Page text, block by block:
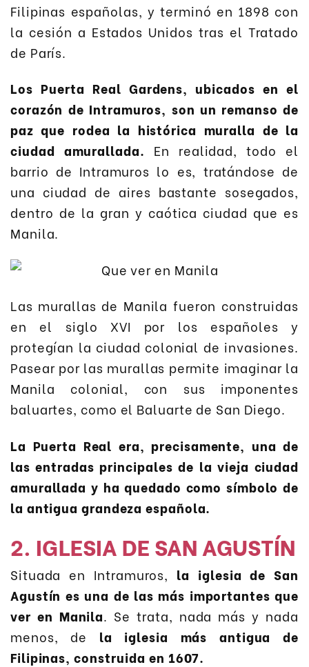
Filipinas españolas, y terminó en 1898 con
la cesión a Estados Unidos tras el Tratado
de París.
Los Puerta Real Gardens, ubicados en el
corazón de Intramuros, son un remanso de
paz que rodea la histórica muralla de la
ciudad amurallada. En realidad, todo el
barrio de Intramuros lo es, tratándose de
una ciudad de aires bastante sosegados,
dentro de la gran y caótica ciudad que es
Manila.
Las murallas de Manila fueron construidas
en el siglo XVI por los españoles y
protegían la ciudad colonial de invasiones.
Pasear por las murallas permite imaginar la
Manila colonial, con sus imponentes
baluartes, como el Baluarte de San Diego.
La Puerta Real era, precisamente, una de
las entradas principales de la vieja ciudad
amurallada y ha quedado como símbolo de
la antigua grandeza española.
2. IGLESIA DE SAN AGUSTÍN
Situada en Intramuros, la iglesia de San
Agustín es una de las más importantes que
ver en Manila. Se trata, nada más y nada
menos, de la iglesia más antigua de
Filipinas, construida en 1607.